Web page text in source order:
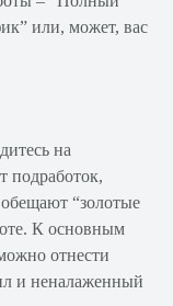
или, может, вас
на
подработок,
“золотые
К основным
отнести
и неналаженный